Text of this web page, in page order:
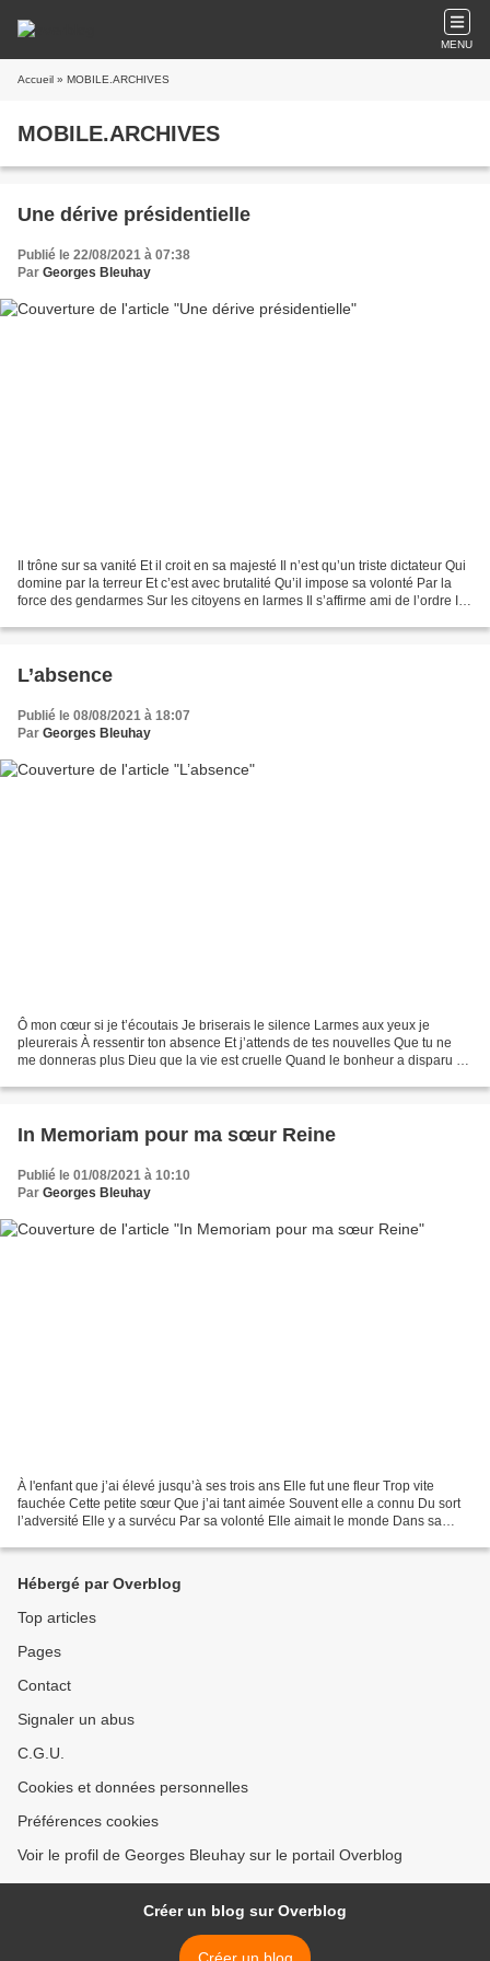
MENU
Accueil » MOBILE.ARCHIVES
MOBILE.ARCHIVES
Une dérive présidentielle
Publié le 22/08/2021 à 07:38
Par Georges Bleuhay
Il trône sur sa vanité Et il croit en sa majesté Il n’est qu’un triste dictateur Qui
domine par la terreur Et c’est avec brutalité Qu’il impose sa volonté Par la
force des gendarmes Sur les citoyens en larmes Il s’affirme ami de l’ordre Il
L’absence
Publié le 08/08/2021 à 18:07
Par Georges Bleuhay
Ô mon cœur si je t’écoutais Je briserais le silence Larmes aux yeux je
pleurerais À ressentir ton absence Et j’attends de tes nouvelles Que tu ne
me donneras plus Dieu que la vie est cruelle Quand le bonheur a disparu Tu
In Memoriam pour ma sœur Reine
Publié le 01/08/2021 à 10:10
Par Georges Bleuhay
À l'enfant que j’ai élevé jusqu’à ses trois ans Elle fut une fleur Trop vite
fauchée Cette petite sœur Que j’ai tant aimée Souvent elle a connu Du sort
l’adversité Elle y a survécu Par sa volonté Elle aimait le monde Dans sa
Hébergé par Overblog
Top articles
Pages
Contact
Signaler un abus
C.G.U.
Cookies et données personnelles
Préférences cookies
Voir le profil de Georges Bleuhay sur le portail Overblog
Créer un blog sur Overblog